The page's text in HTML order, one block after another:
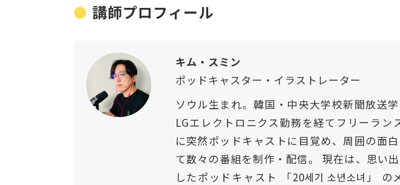
講師プロフィール
キム・スミン
ポッドキャスター・イラストレーター
ソウル生まれ。韓国・中央大学校新聞放送学
LGエレクトロニクス勤務を経てフリーラン
に突然ポッドキャストに目覚め、周囲の面
て数々の番組を制作・配信。 現在は、思い
したポッドキャスト 「20세기 소년소녀」 の